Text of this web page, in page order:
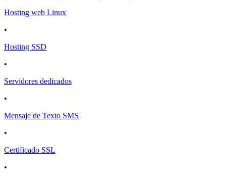
Hosting web Linux
•
Hosting SSD
•
Servidores dedicados
•
Mensaje de Texto SMS
•
Certificado SSL
•